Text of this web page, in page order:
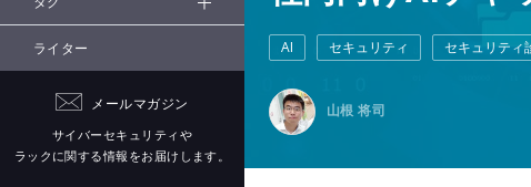
ライター
メールマガジン
サイバーセキュリティや
ラックに関する情報をお届けします。
AI セキュリティ セキュリティ
山根 将司